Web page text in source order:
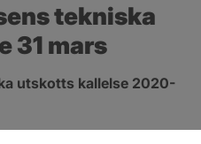
tekniska
31 mars
utskotts kallelse 2020-
i nytt fönster.